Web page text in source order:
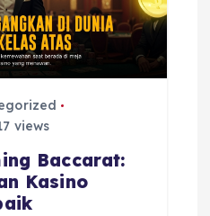
views
Baccarat:
Kasino